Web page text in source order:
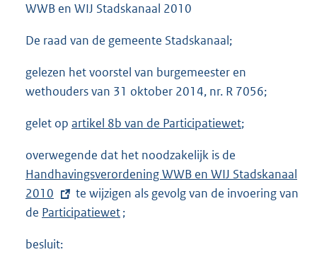
WWB en WIJ Stadskanaal 2010
De raad van de gemeente Stadskanaal;
gelezen het voorstel van burgemeester en
wethouders van 31 oktober 2014, nr. R 7056;
gelet op artikel 8b van de Participatiewet;
overwegende dat het noodzakelijk is de
x
t
Handhavingsverordening WWB en WIJ Stadskanaal
2010
te wijzigen als gevolg van de invoering van
de Participatiewet;
besluit: